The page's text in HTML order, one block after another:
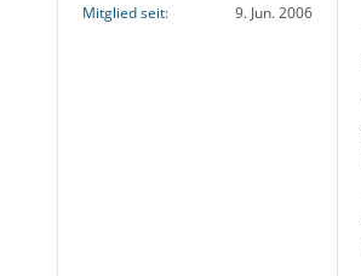
Mitglied seit
9. Jun. 2006